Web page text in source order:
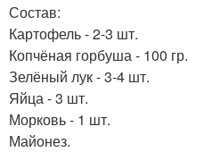
Состав:
Картофель - 2-3 шт.
Копчёная горбуша - 100 гр.
Зелёный лук - 3-4 шт.
Яйца - 3 шт.
Морковь - 1 шт.
Майонез.